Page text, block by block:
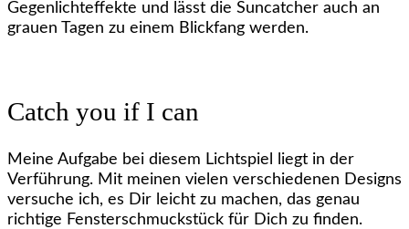
Gegenlichteffekte und lässt die Suncatcher auch an
grauen Tagen zu einem Blickfang werden.
Catch you if I can
Meine Aufgabe bei diesem Lichtspiel liegt in der
Verführung. Mit meinen vielen verschiedenen Designs
versuche ich, es Dir leicht zu machen, das genau
richtige Fensterschmuckstück für Dich zu finden.